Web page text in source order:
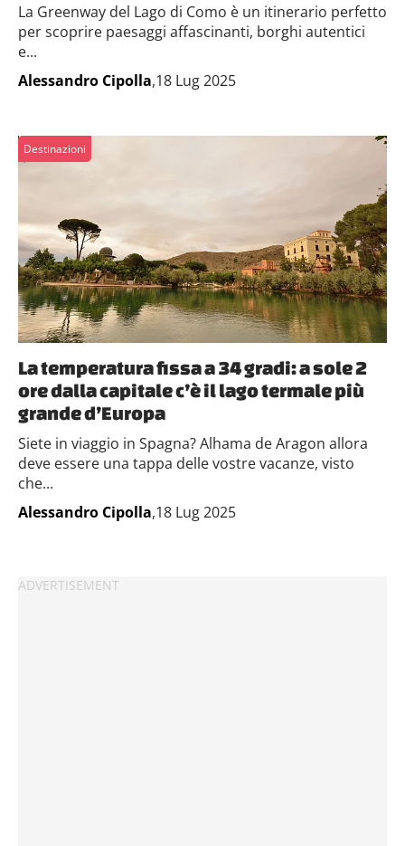
La Greenway del Lago di Como è un itinerario perfetto
per scoprire paesaggi affascinanti, borghi autentici
e...
Alessandro Cipolla,18 Lug 2025
Destinazioni
La temperatura fissa a 34 gradi: a sole 2
ore dalla capitale c’è il lago termale più
grande d’Europa
Siete in viaggio in Spagna? Alhama de Aragon allora
deve essere una tappa delle vostre vacanze, visto
che...
Alessandro Cipolla,18 Lug 2025